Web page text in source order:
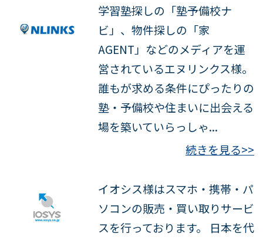
学習塾探しの「塾予備校ナ
ビ」、物件探しの「家
AGENT」などのメディアを運
営されているエヌリンクス様。
誰もが求める条件にぴったりの
塾・予備校や住まいに出会える
場を築いていらっしゃ...
続きを見る>>
イオシス様はスマホ・携帯・パ
ソコンの販売・買い取りサービ
スを行っております。 日本を代